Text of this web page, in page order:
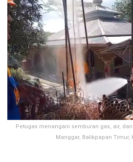
Petugas menangani semburan gas, air,
Manggar, Balikpapan Timur,